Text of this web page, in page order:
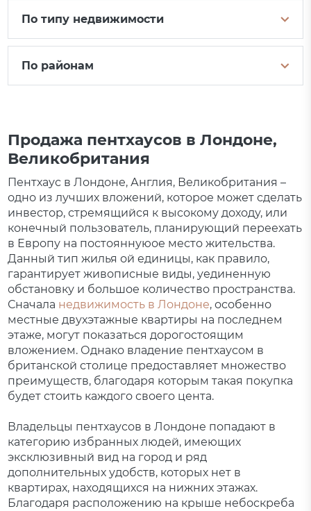
По типу недвижимости
По районам
Продажа пентхаусов в Лондоне,
Великобритания
Пентхаус в Лондоне, Англия, Великобритания –
одно из лучших вложений, которое может сделать
инвестор, стремящийся к высокому доходу, или
конечный пользователь, планирующий переехать
в Европу на постояннуюое место жительства.
Данный тип жилья ой единицы, как правило,
гарантирует живописные виды, уединенную
обстановку и большое количество пространства.
Сначала недвижимость в Лондоне, особенно
местные двухэтажные квартиры на последнем
этаже, могут показаться дорогостоящим
вложением. Однако владение пентхаусом в
британской столице предоставляет множество
преимуществ, благодаря которым такая покупка
будет стоить каждого своего цента.
Владельцы пентхаусов в Лондоне попадают в
категорию избранных людей, имеющих
эксклюзивный вид на город и ряд
дополнительных удобств, которых нет в
квартирах, находящихся на нижних этажах.
Благодаря расположению на крыше небоскреба